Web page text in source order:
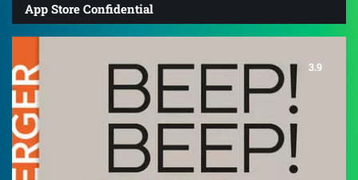
App Store Confidential
3.9